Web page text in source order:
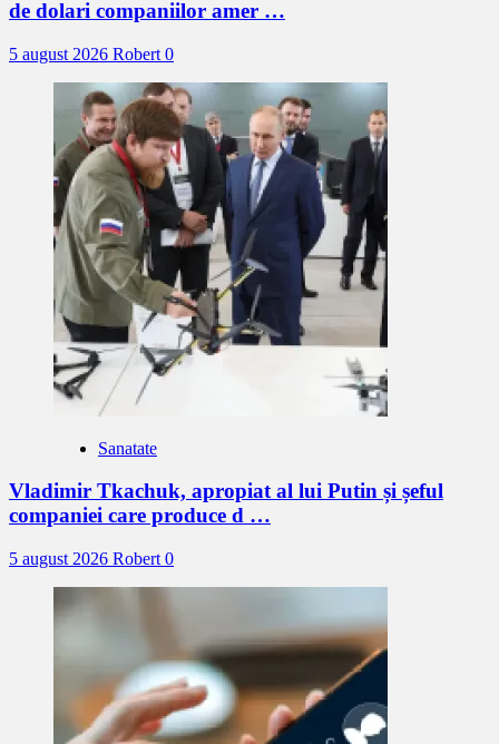
de dolari companiilor amer …
5 august 2026 Robert 0
Sanatate
Vladimir Tkachuk, apropiat al lui Putin și șeful
companiei care produce d …
5 august 2026 Robert 0